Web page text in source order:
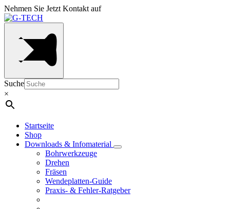
Nehmen Sie Jetzt Kontakt auf
Suche
×
Startseite
Shop
Downloads & Infomaterial
Bohrwerkzeuge
Drehen
Fräsen
Wendeplatten-Guide
Praxis- & Fehler-Ratgeber